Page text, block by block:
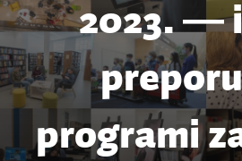
2023. ―
programi